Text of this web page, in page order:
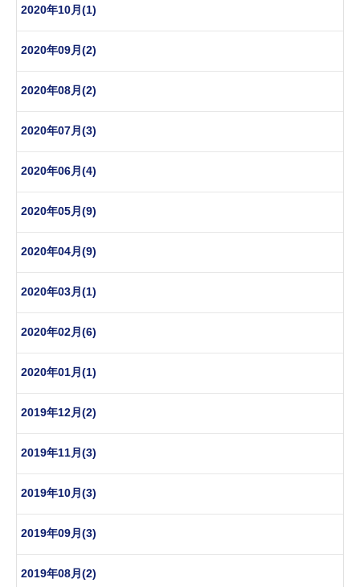
2020年10月(1)
2020年09月(2)
2020年08月(2)
2020年07月(3)
2020年06月(4)
2020年05月(9)
2020年04月(9)
2020年03月(1)
2020年02月(6)
2020年01月(1)
2019年12月(2)
2019年11月(3)
2019年10月(3)
2019年09月(3)
2019年08月(2)